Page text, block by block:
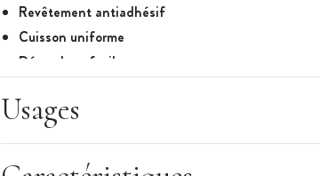
Revêtement antiadhésif
Cuisson uniforme
Démoulage facile
Moule pâtisserie type tourtière
Usages